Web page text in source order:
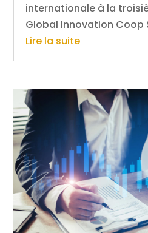
internationale à la
Global Innovation Coop
Lire la suite